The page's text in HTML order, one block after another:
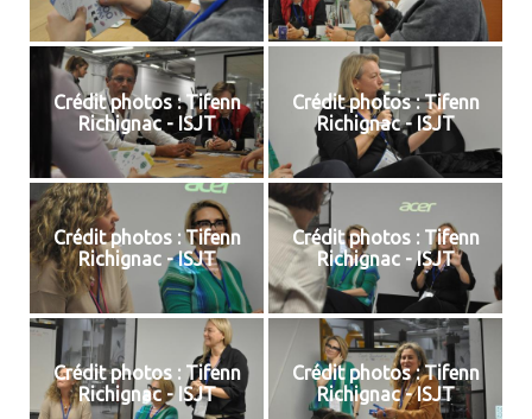
Crédit photos : Tifenn
Richignac - ISJT
Crédit photos : Tifenn
Richignac - ISJT
Crédit photos : Tifenn
Richignac - ISJT
Crédit photos : Tifenn
Richignac - ISJT
Crédit photos : Tifenn
Richignac - ISJT
Crédit photos : Tifenn
Richignac - ISJT